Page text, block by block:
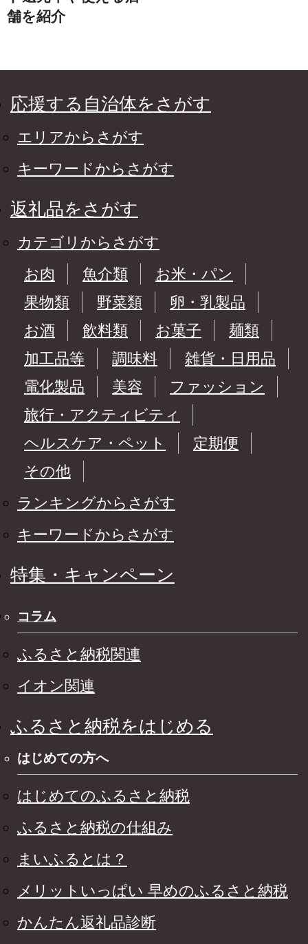
舗を紹介
応援する自治体をさがす
エリアからさがす
キーワードからさがす
返礼品をさがす
カテゴリからさがす
お肉
魚介類
お米・パン
果物類
野菜類
卵・乳製品
お酒
飲料類 お菓子
麺類
加工品等
調味料
雑貨・日用品
電化製品
美容
ファッション
旅行・アクティビティ
ヘルスケア・ペット
定期便
その他
ランキングからさがす
キーワードからさがす
特集・キャンペーン
コラム
ふるさと納税関連
イオン関連
ふるさと納税をはじめる
はじめての方へ
はじめてのふるさと納税
ふるさと納税の仕組み
まいふるとは？
メリットいっぱい 早めのふるさと納税
かんたん返礼品診断